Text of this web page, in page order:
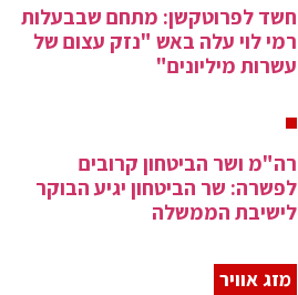
חשד לפרוטקשן: מתחם שבבעלות
רמי לוי עלה באש "נזק עצום של
עשרות מיליונים"
רה"מ ושר הביטחון קרובים
לפשרה: שר הביטחון יגיע הבוקר
לישיבת הממשלה
מזג אוויר